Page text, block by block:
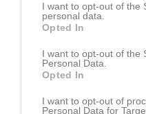
I want to opt-out of the
personal data.
Opted In
I want to opt-out of the
Personal Data.
Opted In
I want to opt-out of
Personal Data for
Inget album finns skapat
Logga in som administratör och